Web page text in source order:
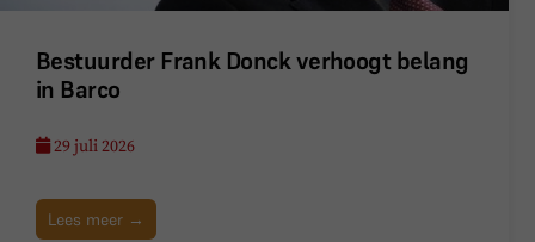
Bestuurder Frank Donck verhoogt belang
in Barco
29 juli 2026
Lees meer →